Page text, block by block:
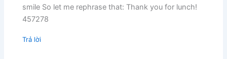
smile So let me rephrase that: Thank you for lunch!
457278
Trả lời